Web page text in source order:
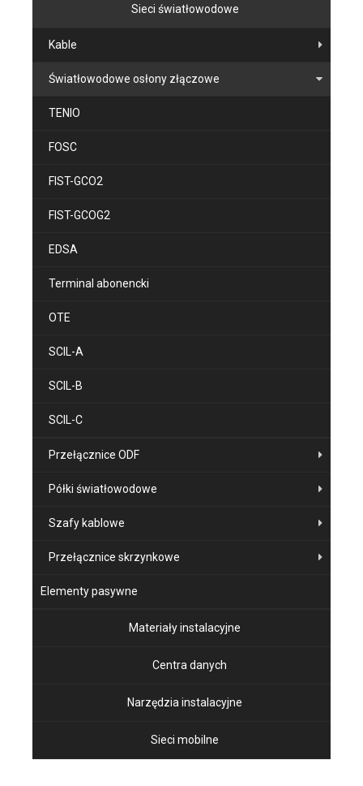
Sieci światłowodowe
Kable
Światłowodowe osłony złączowe
TENIO
FOSC
FIST-GCO2
FIST-GCOG2
EDSA
Terminal abonencki
OTE
SCIL-A
SCIL-B
SCIL-C
Przełącznice ODF
Półki światłowodowe
Szafy kablowe
Przełącznice skrzynkowe
Elementy pasywne
Materiały instalacyjne
Centra danych
Narzędzia instalacyjne
Sieci mobilne